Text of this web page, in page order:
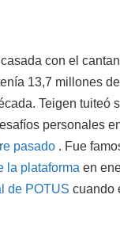
con el
13,7 millones
Teigen tuiteó
personales
pasado . Fue
la plataforma en
de POTUS cuando